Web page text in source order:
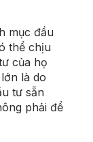
mục đầu
thể chịu
của họ
là do
tư sẵn
phải để